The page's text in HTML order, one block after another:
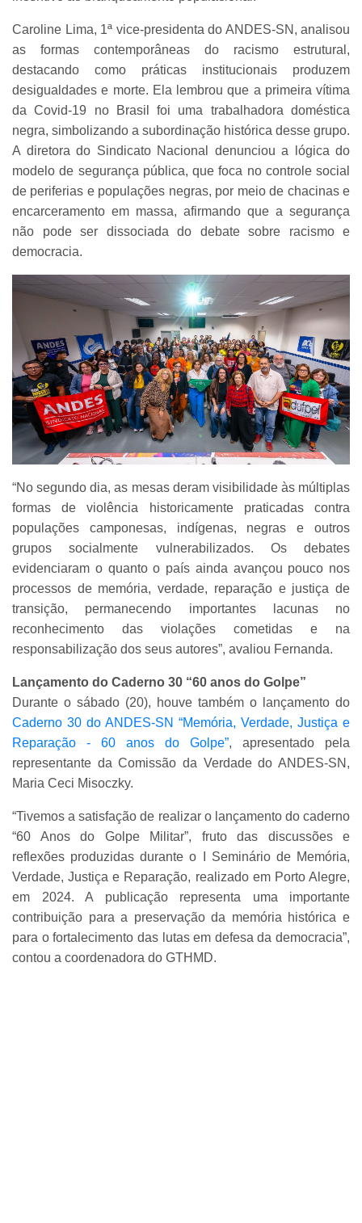
Caroline Lima, 1ª vice-presidenta do ANDES-SN, analisou
as formas contemporâneas do racismo estrutural,
destacando como práticas institucionais produzem
desigualdades e morte. Ela lembrou que a primeira vítima
da Covid-19 no Brasil foi uma trabalhadora doméstica
negra, simbolizando a subordinação histórica desse grupo.
A diretora do Sindicato Nacional denunciou a lógica do
modelo de segurança pública, que foca no controle social
de periferias e populações negras, por meio de chacinas e
encarceramento em massa, afirmando que a segurança
não pode ser dissociada do debate sobre racismo e
democracia.
“No segundo dia, as mesas deram visibilidade às múltiplas
formas de violência historicamente praticadas contra
populações camponesas, indígenas, negras e outros
grupos socialmente vulnerabilizados. Os debates
evidenciaram o quanto o país ainda avançou pouco nos
processos de memória, verdade, reparação e justiça de
transição, permanecendo importantes lacunas no
reconhecimento das violações cometidas e na
responsabilização dos seus autores”, avaliou Fernanda.
Lançamento do Caderno 30 “60 anos do Golpe”
Durante o sábado (20), houve também o lançamento do
Caderno 30 do ANDES-SN “Memória, Verdade, Justiça e
Reparação - 60 anos do Golpe”, apresentado pela
representante da Comissão da Verdade do ANDES-SN,
Maria Ceci Misoczky.
“Tivemos a satisfação de realizar o lançamento do caderno
“60 Anos do Golpe Militar”, fruto das discussões e
reflexões produzidas durante o I Seminário de Memória,
Verdade, Justiça e Reparação, realizado em Porto Alegre,
em 2024. A publicação representa uma importante
contribuição para a preservação da memória histórica e
para o fortalecimento das lutas em defesa da democracia”,
contou a coordenadora do GTHMD.